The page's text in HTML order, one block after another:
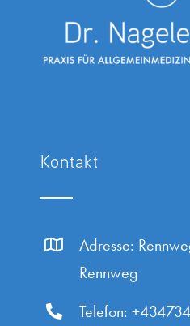
Kontakt
Adresse:
Rennweg
Telefon: